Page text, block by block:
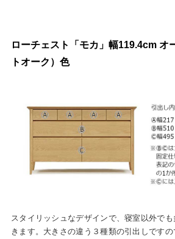
ローチェスト「モカ」幅119.4cm オ
トオーク）色
スタイリッシュなデザインで、寝室以外で
きます。大きさの違う３種類の引出しです